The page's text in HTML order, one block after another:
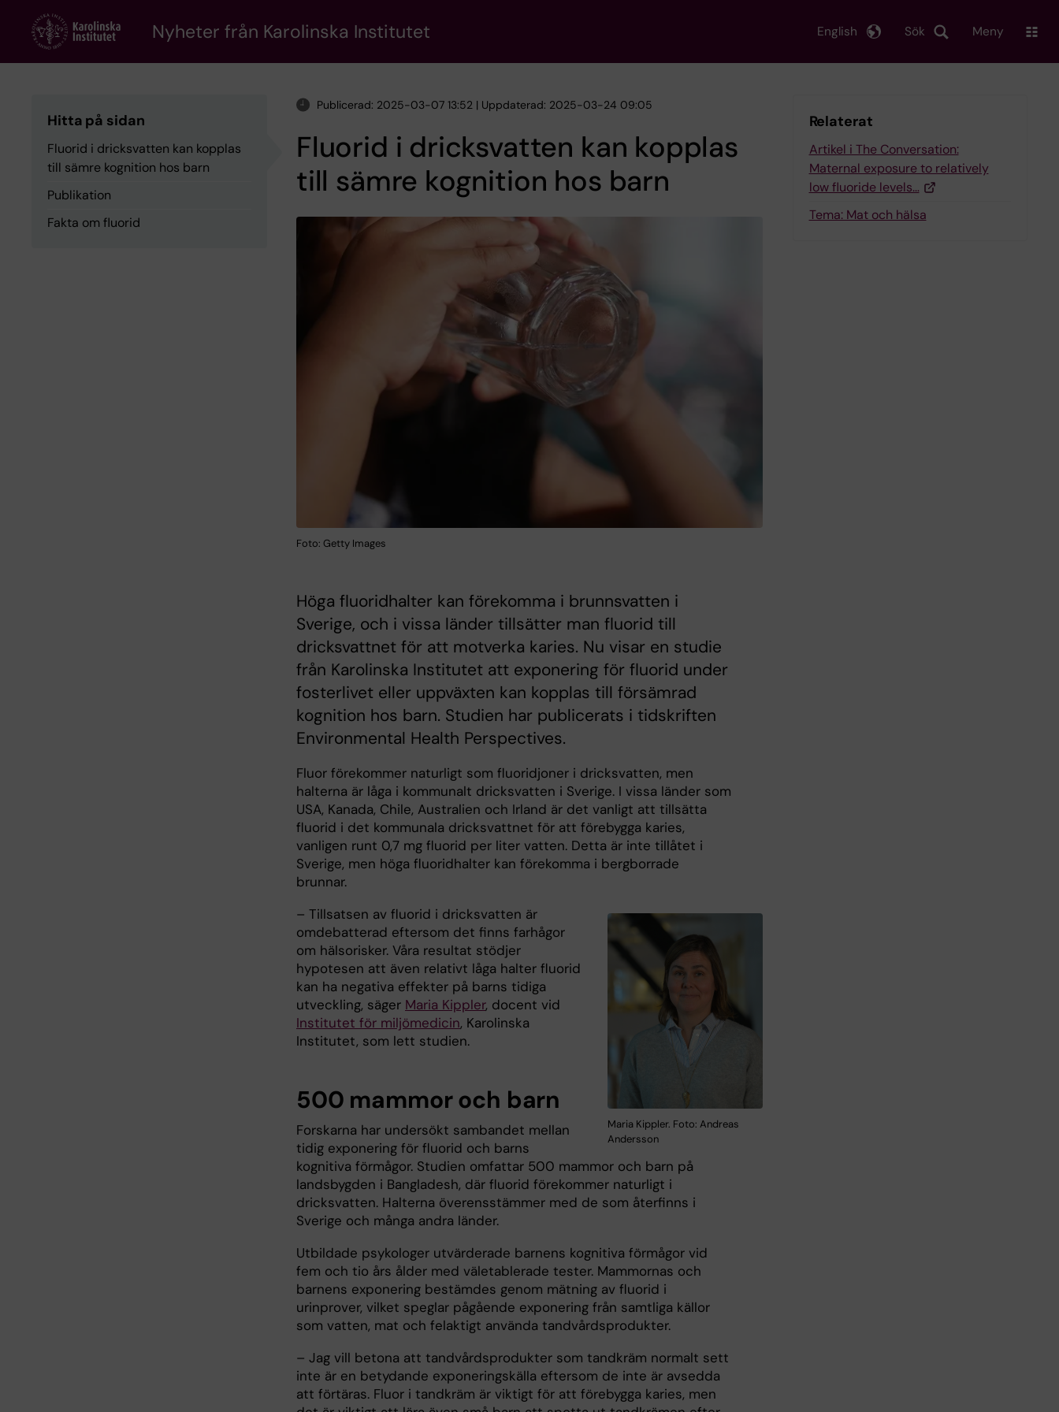
content
Nyheter från Karolinska Institutet Sök
English Meny
Hitta på sidan
Fluorid i dricksvatten kan kopplas
till sämre kognition hos barn
Publikation
Fakta om fluorid
Publicerad: 2025-03-07 13:52 | Uppdaterad: 2025-03-24 09:05
Fluorid i dricksvatten kan kopplas
till sämre kognition hos barn
Foto: Getty Images
Höga fluoridhalter kan förekomma i brunnsvatten i
Sverige, och i vissa länder tillsätter man fluorid till
dricksvattnet för att motverka karies. Nu visar en studie
från Karolinska Institutet att exponering för fluorid under
fosterlivet eller uppväxten kan kopplas till försämrad
kognition hos barn. Studien har publicerats i tidskriften
Environmental Health Perspectives.
Fluor förekommer naturligt som fluoridjoner i dricksvatten, men
halterna är låga i kommunalt dricksvatten i Sverige. I vissa länder som
USA, Kanada, Chile, Australien och Irland är det vanligt att tillsätta
fluorid i det kommunala dricksvattnet för att förebygga karies,
vanligen runt 0,7 mg fluorid per liter vatten. Detta är inte tillåtet i
Sverige, men höga fluoridhalter kan förekomma i bergborrade
brunnar.
Maria Kippler. Foto: Andreas
Andersson
– Tillsatsen av fluorid i dricksvatten är
omdebatterad eftersom det finns farhågor
om hälsorisker. Våra resultat stödjer
hypotesen att även relativt låga halter fluorid
kan ha negativa effekter på barns tidiga
utveckling, säger Maria Kippler, docent vid
Institutet för miljömedicin, Karolinska
Institutet, som lett studien.
500 mammor och barn
Forskarna har undersökt sambandet mellan
tidig exponering för fluorid och barns
kognitiva förmågor. Studien omfattar 500 mammor och barn på
landsbygden i Bangladesh, där fluorid förekommer naturligt i
dricksvatten. Halterna överensstämmer med de som återfinns i
Sverige och många andra länder.
Utbildade psykologer utvärderade barnens kognitiva förmågor vid
fem och tio års ålder med väletablerade tester. Mammornas och
barnens exponering bestämdes genom mätning av fluorid i
urinprover, vilket speglar pågående exponering från samtliga källor
som vatten, mat och felaktigt använda tandvårdsprodukter.
– Jag vill betona att tandvårdsprodukter som tandkräm normalt sett
inte är en betydande exponeringskälla eftersom de inte är avsedda
att förtäras. Fluor i tandkräm är viktigt för att förebygga karies, men
Relaterat
Artikel i The Conversation:
Maternal exposure to relatively
low fluoride levels…
Tema: Mat och hälsa